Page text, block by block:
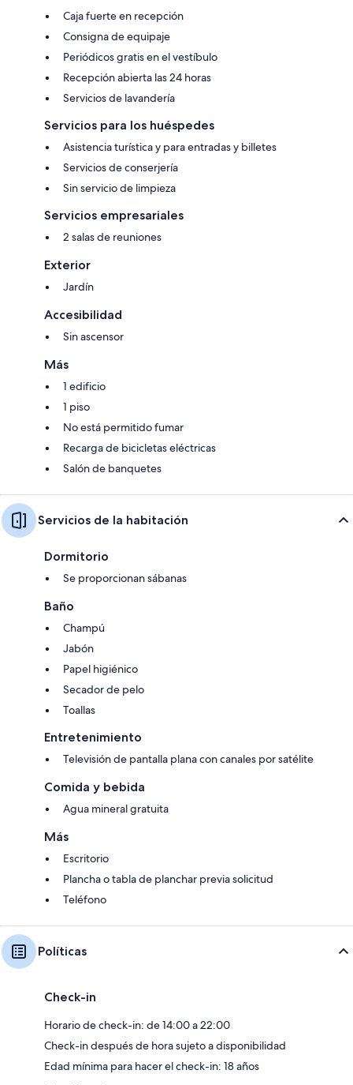
Caja fuerte en recepción
Consigna de equipaje
Periódicos gratis en el vestíbulo
Recepción abierta las 24 horas
Servicios de lavandería
Servicios para los huéspedes
Asistencia turística y para entradas y billetes
Servicios de conserjería
Sin servicio de limpieza
Servicios empresariales
2 salas de reuniones
Exterior
Jardín
Accesibilidad
Sin ascensor
Más
1 edificio
1 piso
No está permitido fumar
Recarga de bicicletas eléctricas
Salón de banquetes
Servicios de la habitación
Dormitorio
Se proporcionan sábanas
Baño
Champú
Jabón
Papel higiénico
Secador de pelo
Toallas
Entretenimiento
Televisión de pantalla plana con canales por satélite
Comida y bebida
Agua mineral gratuita
Más
Escritorio
Plancha o tabla de planchar previa solicitud
Teléfono
Políticas
Check-in
Horario de check-in: de 14:00 a 22:00
Check-in después de hora sujeto a disponibilidad
Edad mínima para hacer el check-in: 18 años